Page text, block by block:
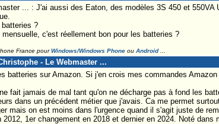
... : J'ai aussi des Eaton, des modèles 3S 450 et
?
c'est réellement bon pour les batteries ?
France pourWindows/Windows Phoneou Android...
- Le Webmaster ...
batteries sur Amazon. Si j'en crois mes commandes
fait jamais de mal tant qu'on ne décharge pas à fond les
dans un précédent métier que j'avais. Ca me permet
mais on est moins dans l'urgence quand il s'agit juste de
1er changement en 2018 et dernier en 2024. Noté dans